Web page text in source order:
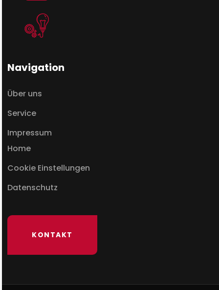
Navigation
Über uns
Service
Impressum
Home
Cookie Einstellungen
Datenschutz
KONTAKT